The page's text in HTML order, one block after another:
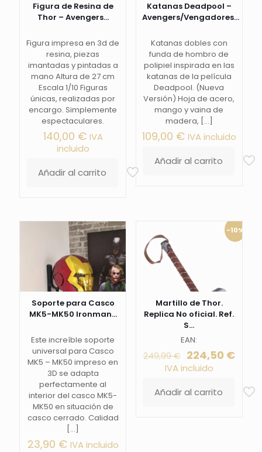
Figura de Resina de
Thor – Avengers...
Figura impresa en 3d de
resina, piezas
imantadas y pintadas a
mano Altura de 27 cm
Escala 1/10 Figuras
únicas, realizadas por
encargo. Simplemente
espectaculares.
140,00 € IVA
incluido
Añadir al carrito
Katanas Deadpool –
Avengers/Vengadores...
Katanas dobles con
funda de hombro de
polipiel inspirada en las
katanas de la película
Deadpool. (Nueva
Versión) Hoja de acero,
mango y vaina de
madera, […]
109,00 € IVA incluido
Añadir al carrito
Soporte para Casco
MK5-MK50 Ironman...
Este increíble soporte
universal para Casco
MK5 – MK50 impreso en
3D se adapta
perfectamente al
interior del casco MK5-
MK50 en situación de
casco cerrado. Calidad
[…]
23,90 € IVA incluido
-10%
Martillo de Thor.
Replica No oficial. Ref.
S...
EAN:
249,99€ El
precio
era:
249,99 €.
224,50 €El
es:
IVA incluido
Añadir al carrito